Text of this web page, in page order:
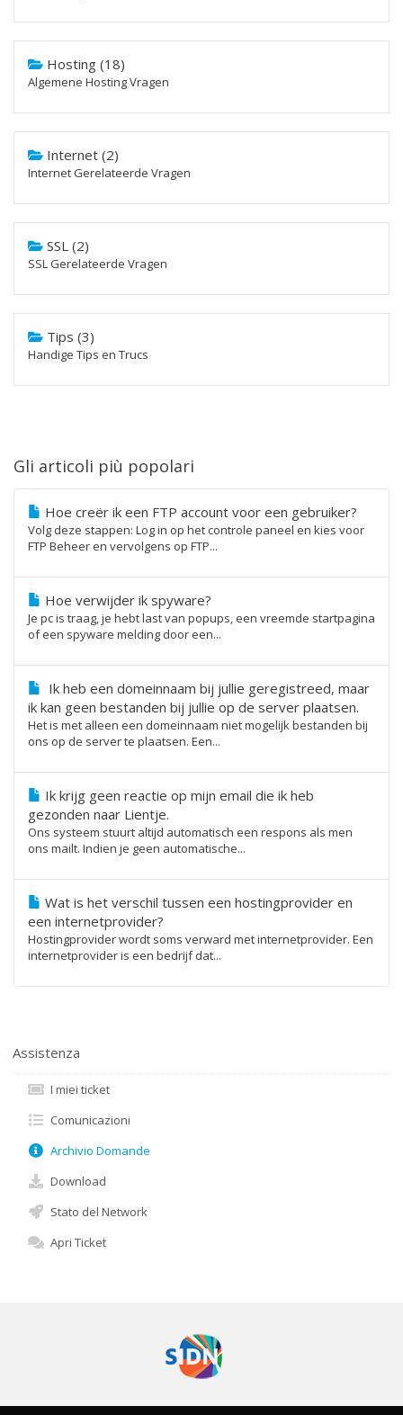
Hosting (18)
Algemene Hosting Vragen
Internet (2)
Internet Gerelateerde Vragen
SSL (2)
SSL Gerelateerde Vragen
Tips (3)
Handige Tips en Trucs
Gli articoli più popolari
Hoe creër ik een FTP account voor een gebruiker?
Volg deze stappen: Log in op het controle paneel en kies voor
FTP Beheer en vervolgens op FTP...
Hoe verwijder ik spyware?
Je pc is traag, je hebt last van popups, een vreemde startpagina
of een spyware melding door een...
Ik heb een domeinnaam bij jullie geregistreed, maar
ik kan geen bestanden bij jullie op de server plaatsen.
Het is met alleen een domeinnaam niet mogelijk bestanden bij
ons op de server te plaatsen. Een...
Ik krijg geen reactie op mijn email die ik heb
gezonden naar Lientje.
Ons systeem stuurt altijd automatisch een respons als men
ons mailt. Indien je geen automatische...
Wat is het verschil tussen een hostingprovider en
een internetprovider?
Hostingprovider wordt soms verward met internetprovider. Een
internetprovider is een bedrijf dat...
Assistenza
I miei ticket
Comunicazioni
Archivio Domande
Download
Stato del Network
Apri Ticket